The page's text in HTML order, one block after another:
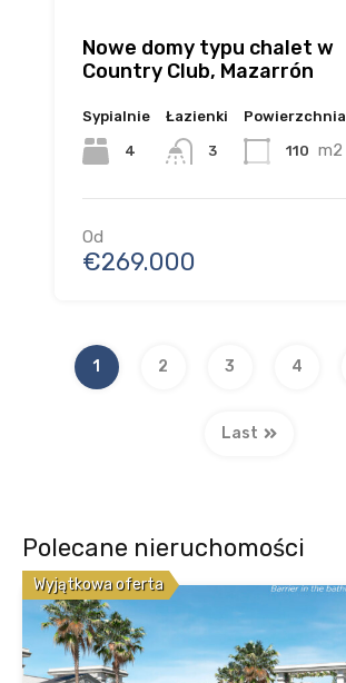
Nowe domy typu chalet w
Country Club, Mazarrón
Sypialnie
4
Łazienki
3
Powierzchnia
110 m2
Od
€269.000
1 2 3 4
Last
Polecane nieruchomości
Wyjątkowa oferta